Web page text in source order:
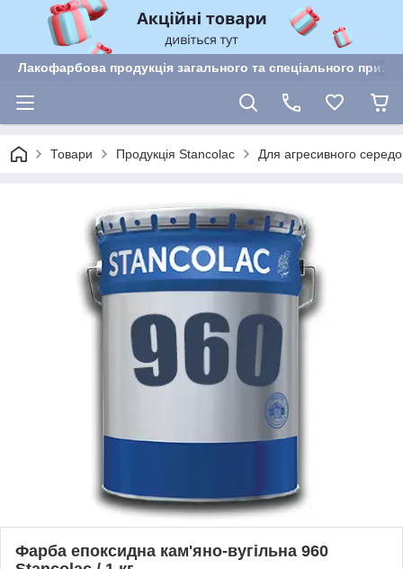
Лакофарбова продукція загального та спеціального
Товари Продукція Stancolac Для агресивного
Фарба епоксидна кам'яно-вугільна 960